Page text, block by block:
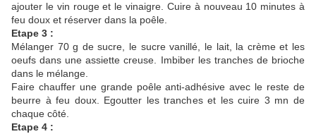
ajouter le vin rouge et le vinaigre. Cuire à nouveau 10 minutes à
feu doux et réserver dans la poêle.
Etape 3 :
Mélanger 70 g de sucre, le sucre vanillé, le lait, la crème et les
oeufs dans une assiette creuse. Imbiber les tranches de brioche
dans le mélange.
Faire chauffer une grande poêle anti-adhésive avec le reste de
beurre à feu doux. Egoutter les tranches et les cuire 3 mn de
chaque côté.
Etape 4 :